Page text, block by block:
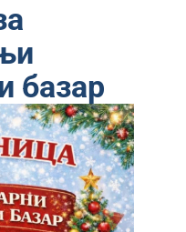
базар